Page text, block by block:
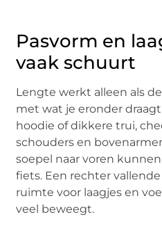
Pasvorm en
vaak schuurt
Lengte werkt alleen als
met wat je eronder
hoodie of dikkere trui,
schouders en
soepel naar voren
fiets. Een rechter
ruimte voor laagjes en
veel beweegt.